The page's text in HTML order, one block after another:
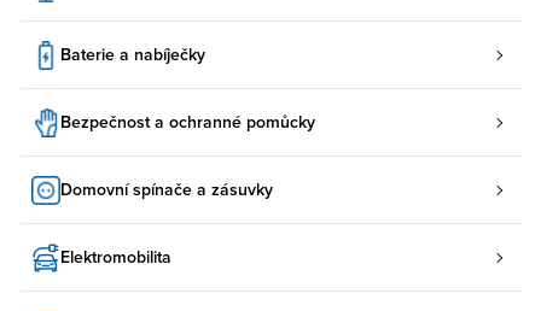
Baterie a nabíječky
Bezpečnost a ochranné pomůcky
Domovní spínače a zásuvky
Elektromobilita